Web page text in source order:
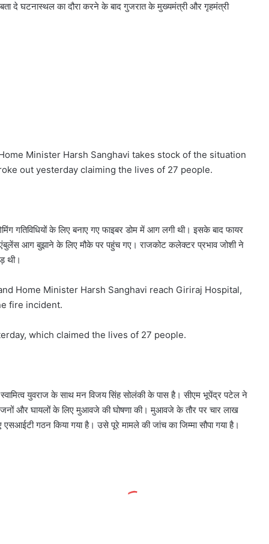
दे घटनास्थल का दौरा करने के बाद गुजरात के मुख्यमंत्री और गृहमंत्री
Minister Harsh Sanghavi takes stock of the situation
out yesterday claiming the lives of 27 people.
गतिविधियों के लिए बनाए गए फाइबर डोम में आग लगी थी। इसके बाद फायर
आग बुझाने के लिए मौके पर पहुंच गए। राजकोट कलेक्टर प्रभाव जोशी ने
थी।
Home Minister Harsh Sanghavi reach Giriraj Hospital,
fire incident.
which claimed the lives of 27 people.
युवराज के साथ मन विजय सिंह सोलंकी के पास है। सीएम भूपेंद्र पटेल ने
और घायलों के लिए मुआवजे की घोषणा की। मुआवजे के तौर पर चार लाख
गठन किया गया है। उसे पूरे मामले की जांच का जिम्मा सौपा गया है।